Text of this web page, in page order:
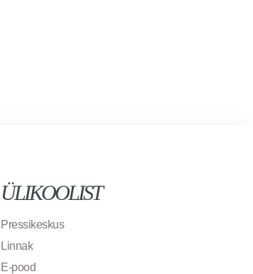
ÜLIKOOLIST
Pressikeskus
Linnak
E-pood